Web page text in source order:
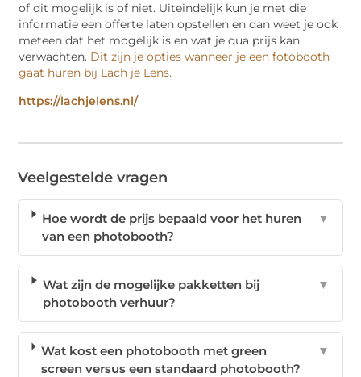
of dit mogelijk is of niet. Uiteindelijk kun je met die
informatie een offerte laten opstellen en dan weet je ook
meteen dat het mogelijk is en wat je qua prijs kan
verwachten. Dit zijn je opties wanneer je een fotobooth
gaat huren bij Lach je Lens.
https://lachjelens.nl/
Veelgestelde vragen
Hoe wordt de prijs bepaald voor het huren
van een photobooth?
▼
Wat zijn de mogelijke pakketten bij
photobooth verhuur?
▼
Wat kost een photobooth met green
screen versus een standaard photobooth?
▼